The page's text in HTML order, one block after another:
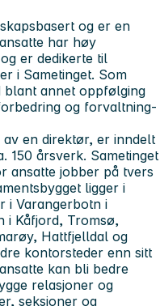
og er en
har høy
er dedikerte til
i Sametinget. Som
blant annet oppfølging
og forvaltning-
av en direktør, er inndelt
150 årsverk. Sametinget
ansatte jobber på tvers
ligger i
i Varangerbotn i
i Kåfjord, Tromsø,
Hattfjelldal og
kontorsteder enn sitt
kan bli bedre
relasjoner og
seksjoner og